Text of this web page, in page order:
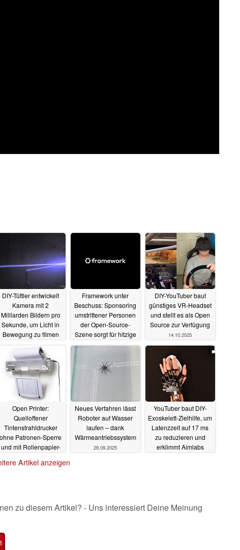
DIY-Tüftler entwickelt
Kamera mit 2
Milliarden Bildern pro
Sekunde, um Licht in
Bewegung zu filmen
Framework unter
Beschuss: Sponsoring
umstrittener Personen
der Open-Source-
Szene sorgt für hitzige
Debatten15.10.2025
DIY-YouTuber baut
günstiges VR-Headset
und stellt es als Open
Source zur Verfügung
14.10.2025
Open Printer:
Quelloffener
Tintenstrahldrucker
ohne Patronen-Sperre
und mit Rollenpapier-
Neues Verfahren lässt
Roboter auf Wasser
laufen – dank
Wärmeantriebssystem
28.09.2025
YouTuber baut DIY-
Exoskelett-Zielhilfe, um
Latenzzeit auf 17 ms
zu reduzieren und
erklimmt Aimlabs
Artikel anzeigen
zu diesem Artikel? - Uns interessiert Deine Meinung